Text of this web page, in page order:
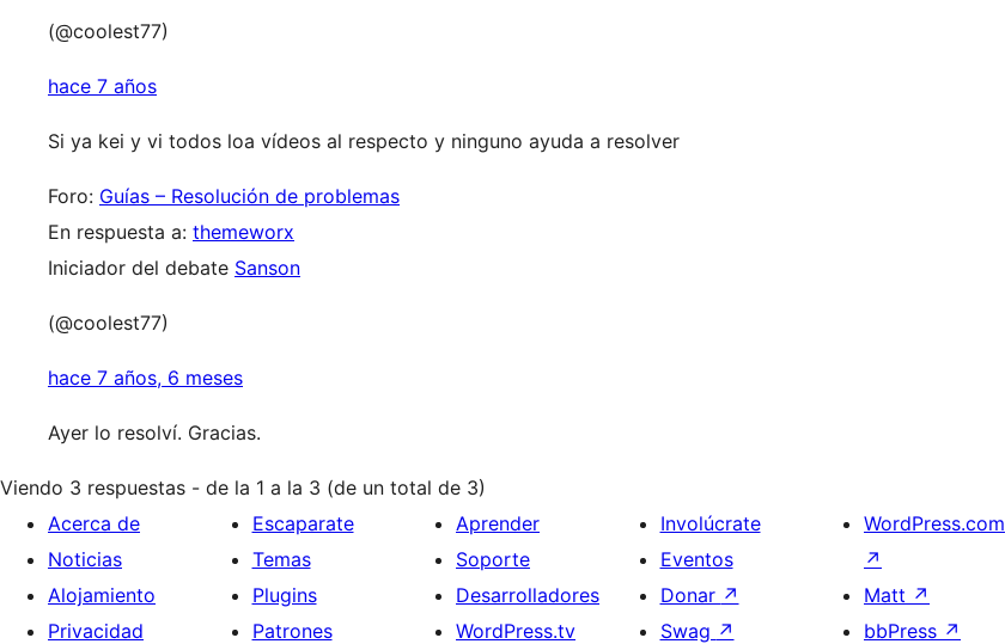
(@coolest77)
hace 7 años
Si ya kei y vi todos loa vídeos al respecto y ninguno ayuda a resolver
Foro: Guías – Resolución de problemas
En respuesta a: themeworx
Iniciador del debate Sanson
(@coolest77)
hace 7 años, 6 meses
Ayer lo resolví. Gracias.
Viendo 3 respuestas - de la 1 a la 3 (de un total de 3)
Acerca de
Noticias
Alojamiento
Privacidad
Escaparate
Temas
Plugins
Patrones
Aprender
Soporte
Desarrolladores
WordPress.tv
Involúcrate
Eventos
Donar ↗
Swag ↗
WordPress.com
↗
Matt ↗
bbPress ↗